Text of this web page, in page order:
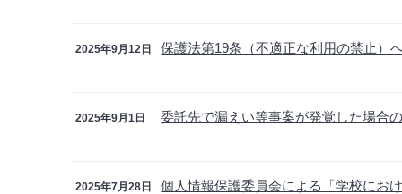
2025年9月12日 保護法第19条（不適正な利用の禁止）
2025年9月1日 委託先で漏えい等事案が発覚した場合
2025年7月28日
個人情報保護委員会による「学校にお